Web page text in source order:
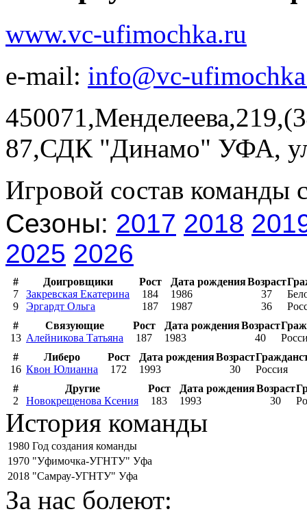
www.vc-ufimochka.ru
e-mail: info@vc-
87,СДК "Динамо" УФА,
Игровой состав команды
Сезоны: 2017 2018
2025 2026
# Доигровщики Рост Дата рожденияВозраст
7
Закревская Екатерина 184 1986 37
9
Эргардт Ольга 187 1987 36
#
Связующие Рост Дата рожденияВозраст
13 Алейникова Татьяна 187 1983 40
#
Либеро Рост Дата рожденияВозраст
16 Квон Юлианна 172 1993 30
Россия
#
Другие Рост Дата рожденияВозраст
2
Новокрещенова Ксения 183 1993 30
История команды
1980 Год создания команды
1970 "Уфимочка-УГНТУ" Уфа
2018 "Самрау-УГНТУ" Уфа
За нас болеют: